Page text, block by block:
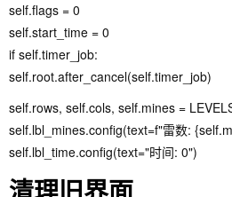
self.flags = 0
self.start_time = 0
if self.timer_job:
self.root.after_cancel(self.timer_job)
self.rows, self.cols, self.mines =
self.lbl_mines.config(text=f"雷数:
self.lbl_time.config(text="时间: 0")